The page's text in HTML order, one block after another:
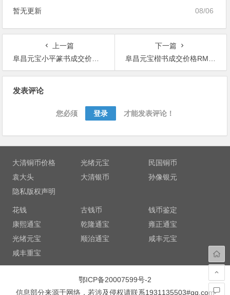
08/06
暂无更新
上一篇
阜昌元宝小平篆书成交价格RMB 56500
下一篇
阜昌元宝楷书成交价格RMB 44070
发表评论
您必须 登录 才能发表评论！
大清铜币价格 光绪元宝
民国铜币
袁大头
大清银币
孙像银元
隐私版权声明
花钱 古钱币
钱币鉴定
康熙通宝
乾隆通宝
雍正通宝
光绪元宝
顺治通宝
咸丰元宝
咸丰重宝
鄂ICP备20007599号-2
信息部分来源于网络，若涉及侵权请联系1931135503#qq.com